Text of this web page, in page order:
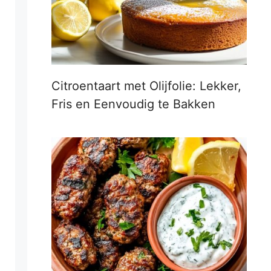
Citroentaart met Olijfolie: Lekker,
Fris en Eenvoudig te Bakken